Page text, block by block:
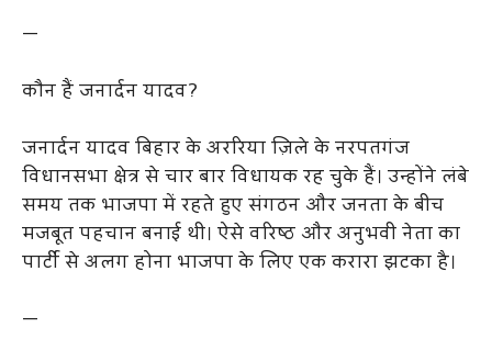
—
कौन हैं जनार्दन यादव?
जनार्दन यादव बिहार के अररिया ज़िले के नरपतगंज
विधानसभा क्षेत्र से चार बार विधायक रह चुके हैं। उन्होंने लंबे
समय तक भाजपा में रहते हुए संगठन और जनता के बीच
मजबूत पहचान बनाई थी। ऐसे वरिष्ठ और अनुभवी नेता का
पार्टी से अलग होना भाजपा के लिए एक करारा झटका है।
—